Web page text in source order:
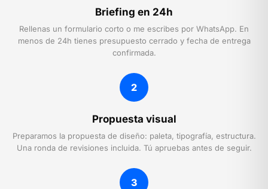
Briefing en 24h
Rellenas un formulario corto o me escribes por WhatsApp. En
menos de 24h tienes presupuesto cerrado y fecha de entrega
confirmada.
2
Propuesta visual
Preparamos la propuesta de diseño: paleta, tipografía, estructura.
Una ronda de revisiones incluida. Tú apruebas antes de seguir.
3